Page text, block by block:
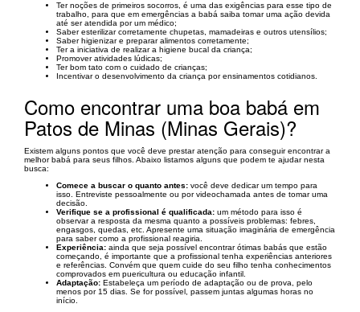
Ter noções de primeiros socorros, é uma das exigências para esse tipo de
trabalho, para que em emergências a babá saiba tomar uma ação devida
até ser atendida por um médico;
Saber esterilizar corretamente chupetas, mamadeiras e outros utensílios;
Saber higienizar e preparar alimentos corretamente;
Ter a iniciativa de realizar a higiene bucal da criança;
Promover atividades lúdicas;
Ter bom tato com o cuidado de crianças;
Incentivar o desenvolvimento da criança por ensinamentos cotidianos.
Como encontrar uma boa babá em
Patos de Minas (Minas Gerais)?
Existem alguns pontos que você deve prestar atenção para conseguir encontrar a
melhor babá para seus filhos. Abaixo listamos alguns que podem te ajudar nesta
busca:
Comece a buscar o quanto antes: você deve dedicar um tempo para
isso. Entreviste pessoalmente ou por videochamada antes de tomar uma
decisão.
Verifique se a profissional é qualificada: um método para isso é
observar a resposta da mesma quanto a possíveis problemas: febres,
engasgos, quedas, etc. Apresente uma situação imaginária de emergência
para saber como a profissional reagiria.
Experiência: ainda que seja possível encontrar ótimas babás que estão
começando, é importante que a profissional tenha experiências anteriores
e referências. Convém que quem cuide do seu filho tenha conhecimentos
comprovados em puericultura ou educação infantil.
Adaptação: Estabeleça um período de adaptação ou de prova, pelo
menos por 15 dias. Se for possível, passem juntas algumas horas no
início.